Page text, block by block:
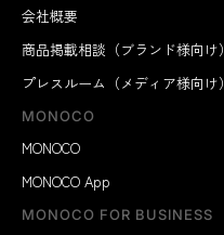
会社概要
商品掲載相談（ブランド様向け）
プレスルーム（メディア様向け）
MONOCO
MONOCO
MONOCO App
MONOCO FOR BUSINESS